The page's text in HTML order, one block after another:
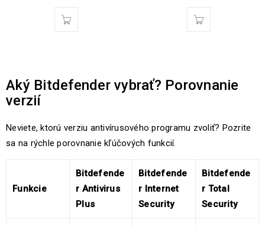
Aký Bitdefender vybrať? Porovnanie
verzií
Neviete, ktorú verziu antivírusového programu zvoliť? Pozrite
sa na rýchle porovnanie kľúčových funkcií.
Funkcie
Bitdefende
r Antivirus
Plus
Bitdefende
r Internet
Security
Bitdefende
r Total
Security